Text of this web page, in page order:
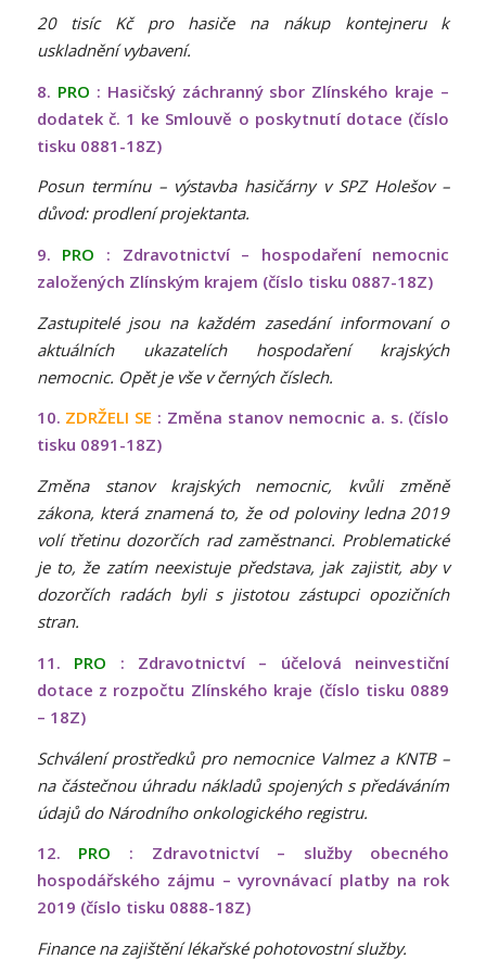
20 tisíc Kč pro hasiče na nákup kontejneru k
uskladnění vybavení.
8. PRO : Hasičský záchranný sbor Zlínského kraje –
dodatek č. 1 ke Smlouvě o poskytnutí dotace (číslo
tisku 0881-18Z)
Posun termínu – výstavba hasičárny v SPZ Holešov –
důvod: prodlení projektanta.
9. PRO : Zdravotnictví – hospodaření nemocnic
založených Zlínským krajem (číslo tisku 0887-18Z)
Zastupitelé jsou na každém zasedání informovaní o
aktuálních ukazatelích hospodaření krajských
nemocnic. Opět je vše v černých číslech.
10. ZDRŽELI SE : Změna stanov nemocnic a. s. (číslo
tisku 0891-18Z)
Změna stanov krajských nemocnic, kvůli změně
zákona, která znamená to, že od poloviny ledna 2019
volí třetinu dozorčích rad zaměstnanci. Problematické
je to, že zatím neexistuje představa, jak zajistit, aby v
dozorčích radách byli s jistotou zástupci opozičních
stran.
11. PRO : Zdravotnictví – účelová neinvestiční
dotace z rozpočtu Zlínského kraje (číslo tisku 0889
– 18Z)
Schválení prostředků pro nemocnice Valmez a KNTB –
na částečnou úhradu nákladů spojených s předáváním
údajů do Národního onkologického registru.
12. PRO : Zdravotnictví – služby obecného
hospodářského zájmu – vyrovnávací platby na rok
2019 (číslo tisku 0888-18Z)
Finance na zajištění lékařské pohotovostní služby.